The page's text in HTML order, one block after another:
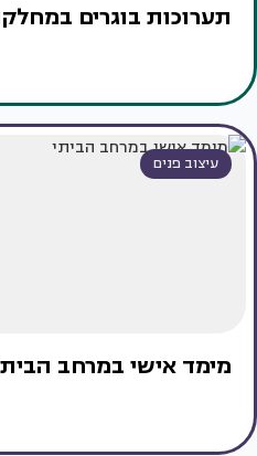
תערוכות בוגרים
עיצוב פנים
מימד אישי במרחב